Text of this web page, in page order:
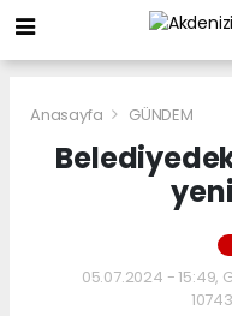
Anasayfa GÜNDEM
05.07.2024 - 15:49,